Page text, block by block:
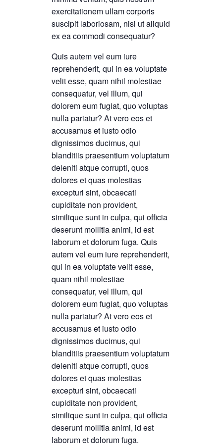
exercitationem ullam corporis
suscipit laboriosam, nisi ut aliquid
ex ea commodi consequatur?
Quis autem vel eum iure
reprehenderit, qui in ea voluptate
velit esse, quam nihil molestiae
consequatur, vel illum, qui
dolorem eum fugiat, quo voluptas
nulla pariatur? At vero eos et
accusamus et iusto odio
dignissimos ducimus, qui
blanditiis praesentium voluptatum
deleniti atque corrupti, quos
dolores et quas molestias
excepturi sint, obcaecati
cupiditate non provident,
similique sunt in culpa, qui officia
deserunt mollitia animi, id est
laborum et dolorum fuga. Quis
autem vel eum iure reprehenderit,
qui in ea voluptate velit esse,
quam nihil molestiae
consequatur, vel illum, qui
dolorem eum fugiat, quo voluptas
nulla pariatur? At vero eos et
accusamus et iusto odio
dignissimos ducimus, qui
blanditiis praesentium voluptatum
deleniti atque corrupti, quos
dolores et quas molestias
excepturi sint, obcaecati
cupiditate non provident,
similique sunt in culpa, qui officia
deserunt mollitia animi, id est
laborum et dolorum fuga.